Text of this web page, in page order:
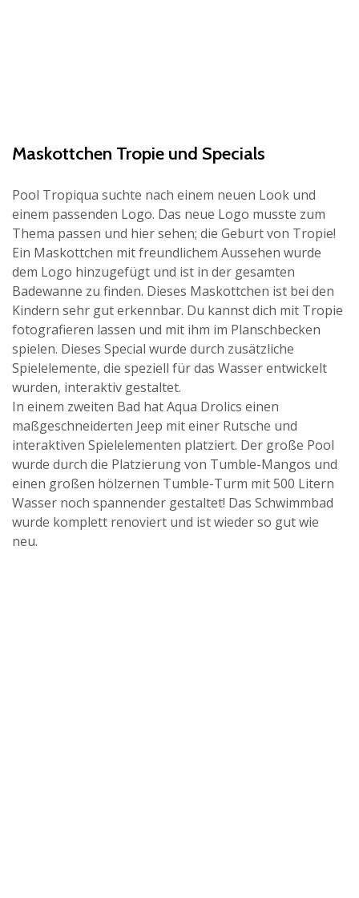
Maskottchen Tropie und Specials
Pool Tropiqua suchte nach einem neuen Look und
einem passenden Logo. Das neue Logo musste zum
Thema passen und hier sehen; die Geburt von Tropie!
Ein Maskottchen mit freundlichem Aussehen wurde
dem Logo hinzugefügt und ist in der gesamten
Badewanne zu finden. Dieses Maskottchen ist bei den
Kindern sehr gut erkennbar. Du kannst dich mit Tropie
fotografieren lassen und mit ihm im Planschbecken
spielen. Dieses Special wurde durch zusätzliche
Spielelemente, die speziell für das Wasser entwickelt
wurden, interaktiv gestaltet.
In einem zweiten Bad hat Aqua Drolics einen
maßgeschneiderten Jeep mit einer Rutsche und
interaktiven Spielelementen platziert. Der große Pool
wurde durch die Platzierung von Tumble-Mangos und
einen großen hölzernen Tumble-Turm mit 500 Litern
Wasser noch spannender gestaltet! Das Schwimmbad
wurde komplett renoviert und ist wieder so gut wie
neu.